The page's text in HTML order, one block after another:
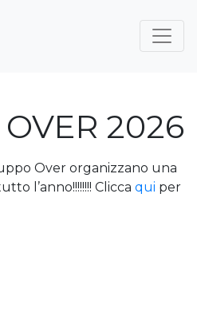
2026
Over organizzano una
l’anno!!!!!!!! Clicca qui per